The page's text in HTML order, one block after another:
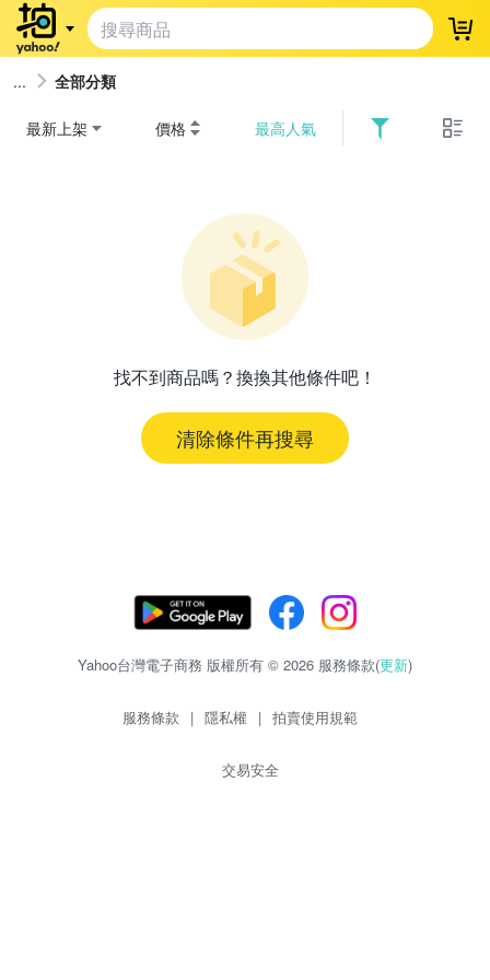
登
全部分類
最新上架 價格 最高人氣
找不到商品嗎？換換其他條件吧！
清除條件再搜尋
Yahoo台灣電子商務 版權所有 © 2026 服務條款(更新)
服務條款 | 隱私權 | 拍賣使用規範
交易安全